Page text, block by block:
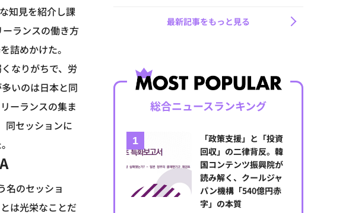
知見を紹介し課
ランスの働き方
詰めかけた。
なりがちで、労
いのは日本と同
ーランスの集ま
同セッションに
名のセッショ
は光栄なことだ
最新記事をもっと見る
総合ニュースランキング
「政策支援」と「投資
回収」の二律背反。韓
国コンテンツ振興院が
読み解く、クールジャ
パン機構「540億円赤
字」の本質